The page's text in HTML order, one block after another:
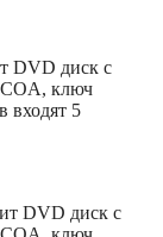
DVD диск с
COA, ключ
входят 5
DVD диск с